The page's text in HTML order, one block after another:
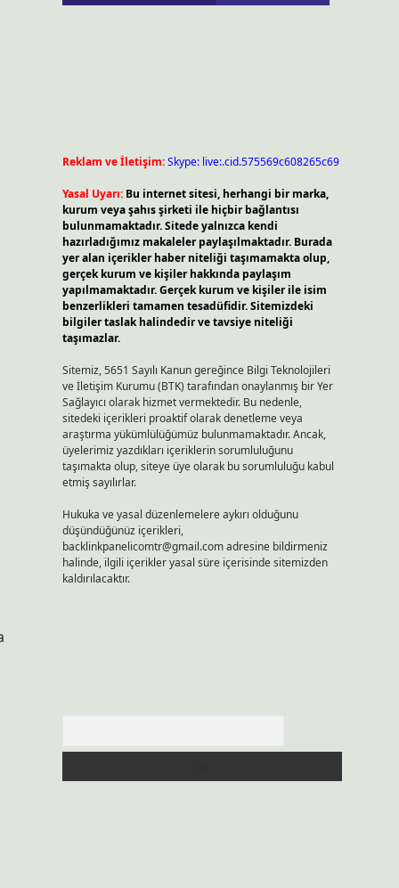
Reklam ve İletişim:Skype: live:.cid.575569c608265c69
Yasal Uyarı: Bu internet sitesi, herhangi bir marka,
kurum veya şahıs şirketi ile hiçbir bağlantısı
bulunmamaktadır. Sitede yalnızca kendi
hazırladığımız makaleler paylaşılmaktadır. Burada
yer alan içerikler haber niteliği taşımamakta olup,
gerçek kurum ve kişiler hakkında paylaşım
yapılmamaktadır. Gerçek kurum ve kişiler ile isim
benzerlikleri tamamen tesadüfidir. Sitemizdeki
bilgiler taslak halindedir ve tavsiye niteliği
taşımazlar.
Sitemiz, 5651 Sayılı Kanun gereğince Bilgi Teknolojileri
ve İletişim Kurumu (BTK) tarafından onaylanmış bir Yer
Sağlayıcı olarak hizmet vermektedir. Bu nedenle,
sitedeki içerikleri proaktif olarak denetleme veya
araştırma yükümlülüğümüz bulunmamaktadır. Ancak,
üyelerimiz yazdıkları içeriklerin sorumluluğunu
taşımakta olup, siteye üye olarak bu sorumluluğu kabul
etmiş sayılırlar.
Hukuka ve yasal düzenlemelere aykırı olduğunu
düşündüğünüz içerikleri,
backlinkpanelicomtr@gmail.comadresine bildirmeniz
halinde, ilgili içerikler yasal süre içerisinde sitemizden
kaldırılacaktır.